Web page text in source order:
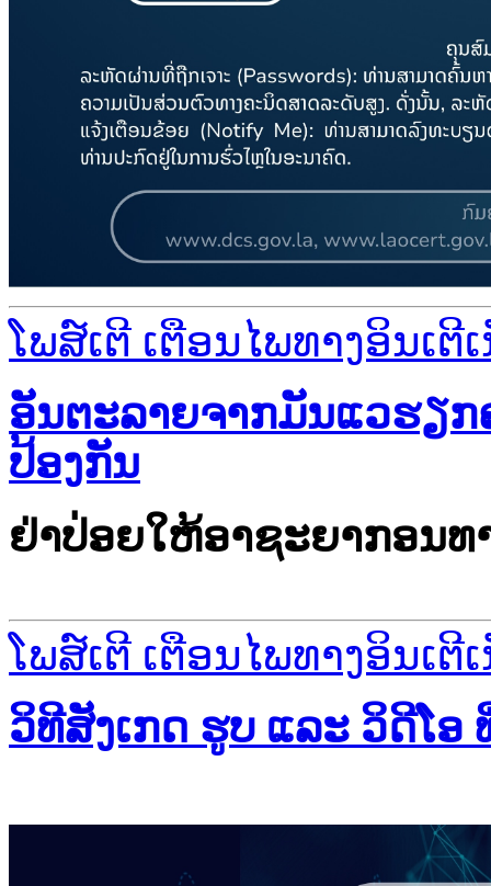
ໂພສ໌ເຕີ ເຕືອນໄພທາງອິນເຕີ
ອັນຕະລາຍຈາກມັນແວຮຽກ
ປ້ອງກັນ
ຢ່າປ່ອຍໃຫ້ອາຊະຍາກອນທ
ໂພສ໌ເຕີ ເຕືອນໄພທາງອິນເຕີ
ວິທີສັງເກດ ຮູບ ແລະ ວິດີໂອ